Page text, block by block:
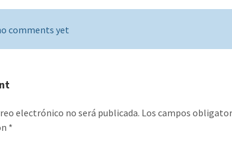
comments yet
electrónico no será publicada. Los campos
*